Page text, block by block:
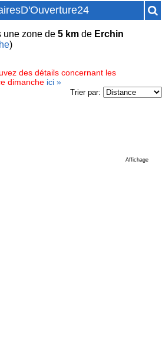
zone de 5 kmde Erchin
)
des détails concernant les
dimanche ici »
Trier par:
Affichage